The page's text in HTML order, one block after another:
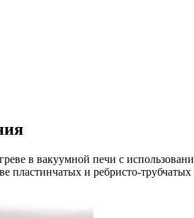
в вакуумной печи с
и ребристо-